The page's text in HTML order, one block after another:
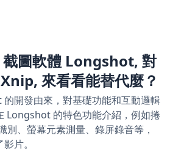
圖軟體 Longshot, 對
來看看能替代麼？
開發由來，對基礎功能和互動邏輯
Longshot 的特色功能介紹，例如捲
別、螢幕元素測量、錄屏錄音等，
片。